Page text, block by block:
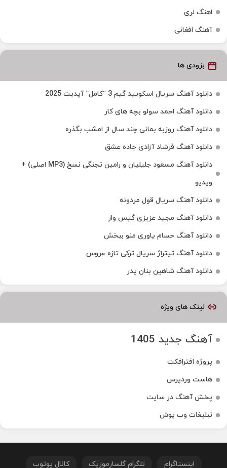
اهنگ لری
آهنگ افغانی
بزودی ها
دانلود آهنگ سریال اسکویید گیم 3 “کامل” آپدیت 2025
دانلود آهنگ احمد سولو بچه های کار
دانلود آهنگ روزبه بمانی چند سال از امشب بگذره
دانلود آهنگ فرشاد آزادی جاده عشق
دانلود آهنگ مسعود جلیلیان و رامین تجنگی نسخ (MP3 اصلی) +
ویدیو
دانلود آهنگ سریال قول مردونه
دانلود آهنگ مجید عزیزی گیس واز
دانلود آهنگ حسام یاوری منو ببخش
دانلود آهنگ تیتراژ سریال ترکی تازه عروس
دانلود آهنگ شاهین بنان پدر
لینک های ویژه
آهنگ جدید 1405
پروژه افترافکت
هاست وردپرس
پخش آهنگ در سایت
تبلیغات وب پوش
اینستاگرام تلگرام گلسارموزیک کانال یوتوب